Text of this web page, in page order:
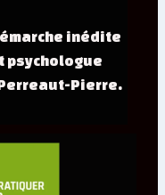
inédite
psychologue
Pierre.
du
de moyens et